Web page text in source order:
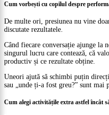
Cum vorbești cu copilul despre
De multe ori, presiunea nu vine
discutate rezultatele.
Când fiecare conversație ajunge la
singurul lucru care contează, că
productiv și ce rezultate obține.
Uneori ajută să schimbi puțin
sau „unde ți-a fost greu?” sunt mai
Cum alegi activitățile extra astfel încât